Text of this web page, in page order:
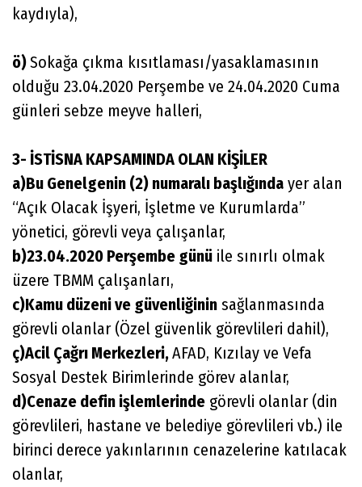
kaydıyla),
ö)Sokağa çıkma kısıtlaması/yasaklamasının
olduğu 23.04.2020 Perşembe ve 24.04.2020 Cuma
günleri sebze meyve halleri,
3- İSTİSNA KAPSAMINDA OLAN KİŞİLER
a)Bu Genelgenin (2) numaralı başlığında yer alan
“Açık Olacak İşyeri, İşletme ve Kurumlarda”
yönetici, görevli veya çalışanlar,
b)23.04.2020 Perşembe günü ile sınırlı olmak
üzere TBMM çalışanları,
c)Kamu düzeni ve güvenliğinin sağlanmasında
görevli olanlar (Özel güvenlik görevlileri dahil),
ç)Acil Çağrı Merkezleri,AFAD, Kızılay ve Vefa
Sosyal Destek Birimlerinde görev alanlar,
d)Cenaze defin işlemlerinde görevli olanlar (din
görevlileri, hastane ve belediye görevlileri vb.) ile
birinci derece yakınlarının cenazelerine katılacak
olanlar,